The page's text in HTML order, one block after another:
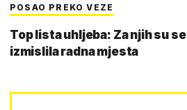
POSAO PREKO VEZE
Top lista uhljeba: Za njih su se
izmislila radna mjesta